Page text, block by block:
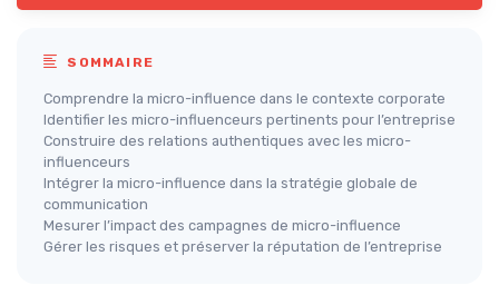
SOMMAIRE
Comprendre la micro-influence dans le contexte corporate
Identifier les micro-influenceurs pertinents pour l’entreprise
Construire des relations authentiques avec les micro-
influenceurs
Intégrer la micro-influence dans la stratégie globale de
communication
Mesurer l’impact des campagnes de micro-influence
Gérer les risques et préserver la réputation de l’entreprise